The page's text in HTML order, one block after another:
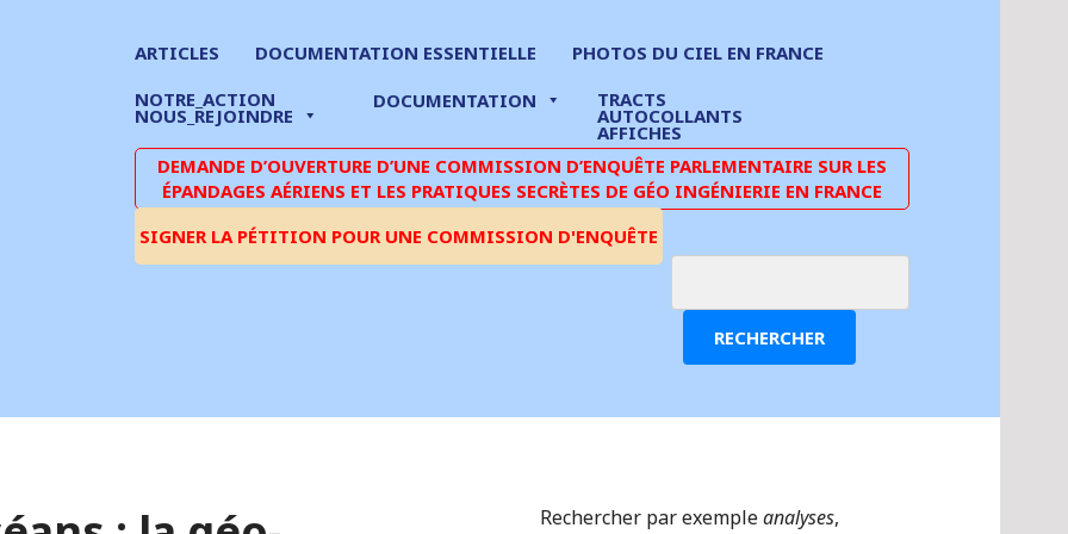
ARTICLES DOCUMENTATION ESSENTIELLE
PHOTOS DU CIEL EN FRANCE
NOTRE_ACTION
NOUS_REJOINDRE
DOCUMENTATION TRACTS
AUTOCOLLANTS
AFFICHES
DEMANDE D’OUVERTURE D’UNE COMMISSION D’ENQUÊTE PARLEMENTAIRE SUR LES
ÉPANDAGES AÉRIENS ET LES PRATIQUES SECRÈTES DE GÉO INGÉNIERIE EN FRANCE
SIGNER LA PÉTITION POUR UNE COMMISSION D'ENQUÊTE
RECHERCHER
Rechercher par exempleanalyses,